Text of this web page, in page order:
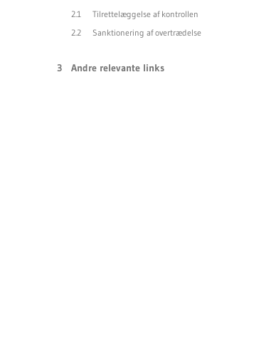
Tilrettelæggelse af kontrollen
Sanktionering af overtrædelse
Andre relevante links